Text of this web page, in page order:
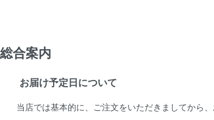
総合案内
お届け予定日について
当店では基本的に、ご注文をいただきましてから